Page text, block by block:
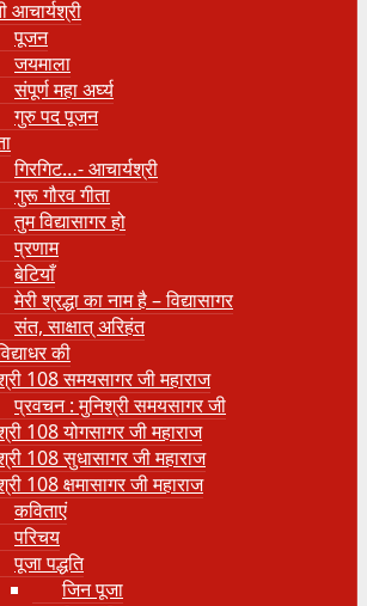
आचार्यश्री
पूजन
जयमाला
संपूर्ण महा अर्घ्य
गुरु पद पूजन
गिरगिट…- आचार्यश्री
गुरू गौरव गीता
तुम विद्यासागर हो
प्रणाम
बेटियाँ
मेरी श्रद्धा का नाम है – विद्यासागर
संत, साक्षात् अरिहंत
की
108 समयसागर जी महाराज
प्रवचन : मुनिश्री समयसागर जी
108 योगसागर जी महाराज
108 सुधासागर जी महाराज
108 क्षमासागर जी महाराज
कविताएं
परिचय
पूजा पद्धति
जिन पूजा